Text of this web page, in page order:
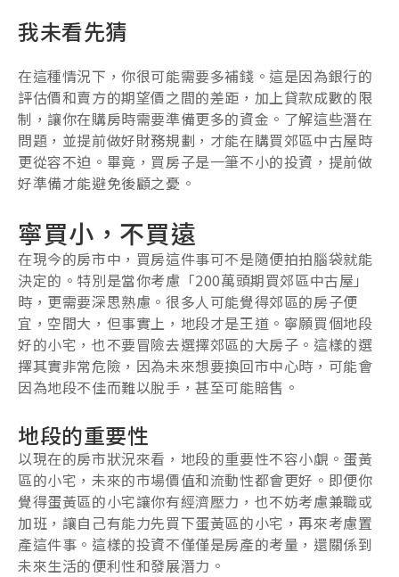
我未看先猜
在這種情況下，你很可能需要多補錢。這是因為銀行的
評估價和賣方的期望價之間的差距，加上貸款成數的限
制，讓你在購房時需要準備更多的資金。了解這些潛在
問題，並提前做好財務規劃，才能在購買郊區中古屋時
更從容不迫。畢竟，買房子是一筆不小的投資，提前做
好準備才能避免後顧之憂。
寧買小，不買遠
在現今的房市中，買房這件事可不是隨便拍拍腦袋就能
決定的。特別是當你考慮「200萬頭期買郊區中古屋」
時，更需要深思熟慮。很多人可能覺得郊區的房子便
宜，空間大，但事實上，地段才是王道。寧願買個地段
好的小宅，也不要冒險去選擇郊區的大房子。這樣的選
擇其實非常危險，因為未來想要換回市中心時，可能會
因為地段不佳而難以脫手，甚至可能賠售。
地段的重要性
以現在的房市狀況來看，地段的重要性不容小覷。蛋黃
區的小宅，未來的市場價值和流動性都會更好。即便你
覺得蛋黃區的小宅讓你有經濟壓力，也不妨考慮兼職或
加班，讓自己有能力先買下蛋黃區的小宅，再來考慮置
產這件事。這樣的投資不僅僅是房產的考量，還關係到
未來生活的便利性和發展潛力。